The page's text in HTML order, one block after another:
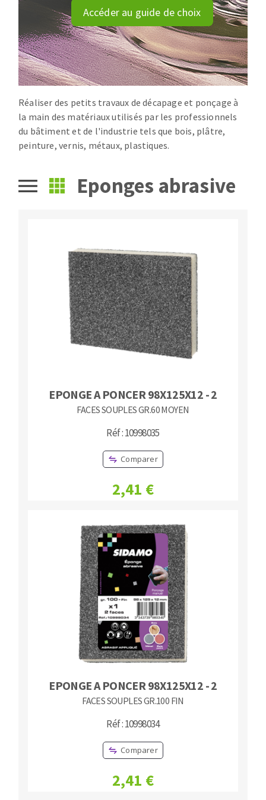
Disques fibre
Roues à lamelles
Meules sur tige
Brosses
Meules de tourets
Feutres à polir
Bandes sans fin
Rouleaux d'atelier
NETTOYAGE
Aspirateurs
MACHINES POUR LE TRAVAIL DU MÉTAL
Tronçonneuses
Scies à ruban
Affuteurs de forets
Tourets
Ponceuses
Tours à métaux
Tables
OUTILS COUPANTS
Fraises scies
Rubans
Fraise HSS
Forets métaux
Accéder au guide de choix
Réaliser des petits travaux de décapage et ponçage à
la main des matériaux utilisés par les professionnels
du bâtiment et de l'industrie tels que bois, plâtre,
peinture, vernis, métaux, plastiques.
Eponges abrasive
EPONGE A PONCER 98X125X12 - 2
FACES SOUPLES GR.60 MOYEN
Réf : 10998035
Comparer
2,41 €
EPONGE A PONCER 98X125X12 - 2
FACES SOUPLES GR.100 FIN
Réf : 10998034
Comparer
2,41 €